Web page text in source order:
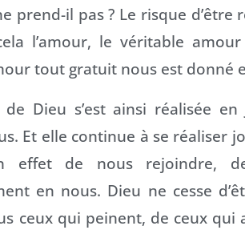
prend-il pas ? Le risque
l’amour, le véritable
tout gratuit nous est donné
Dieu s’est ainsi réalisée en
Et elle continue à se réaliser
effet de nous rejoindre,
en nous. Dieu ne cesse
ceux qui peinent, de ceux